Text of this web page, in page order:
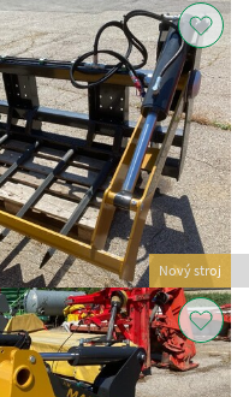
Nový stroj